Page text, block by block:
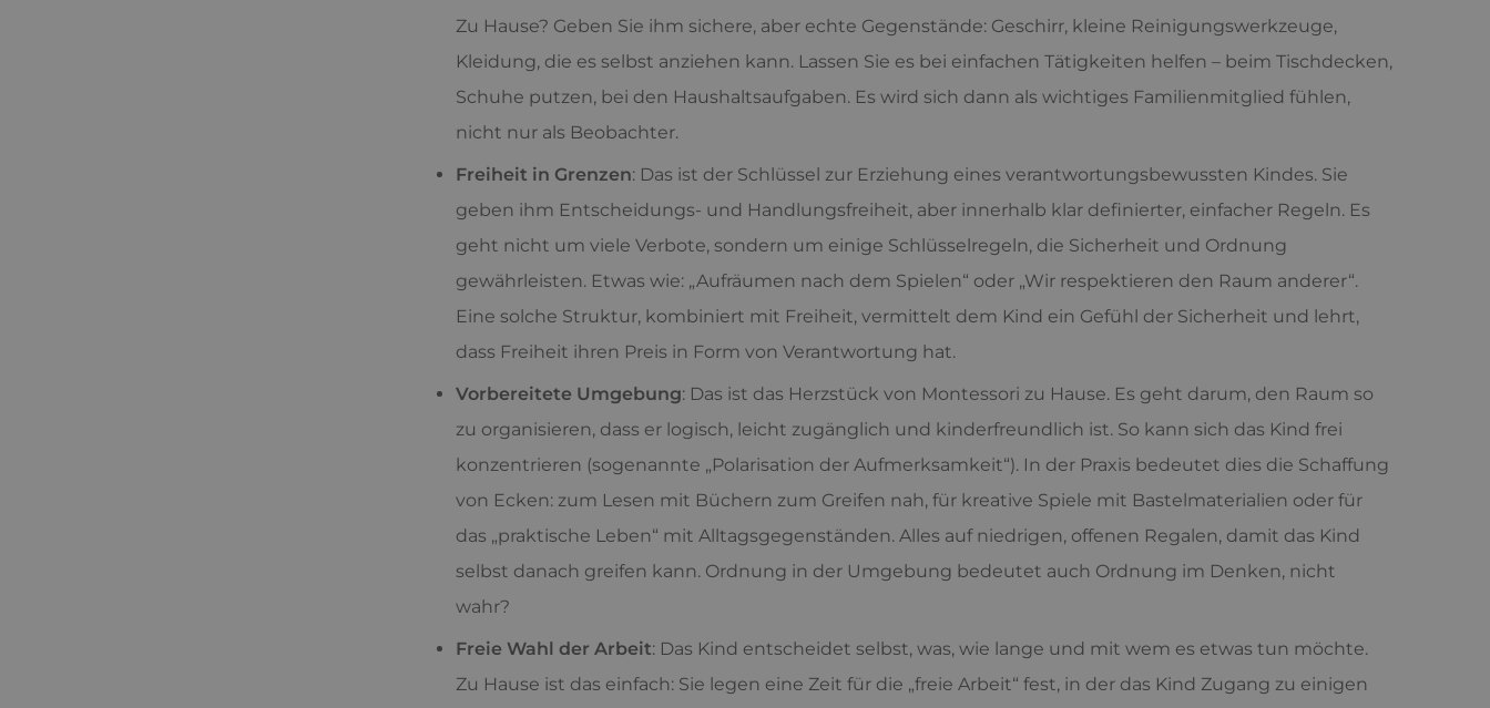
Zu Hause? Geben Sie ihm sichere, aber echte Gegenstände: Geschirr, kleine Reinigungswerkzeuge,
Kleidung, die es selbst anziehen kann. Lassen Sie es bei einfachen Tätigkeiten helfen – beim Tischdecken,
Schuhe putzen, bei den Haushaltsaufgaben. Es wird sich dann als wichtiges Familienmitglied fühlen,
nicht nur als Beobachter.
Freiheit in Grenzen: Das ist der Schlüssel zur Erziehung eines verantwortungsbewussten Kindes. Sie
geben ihm Entscheidungs- und Handlungsfreiheit, aber innerhalb klar definierter, einfacher Regeln. Es
geht nicht um viele Verbote, sondern um einige Schlüsselregeln, die Sicherheit und Ordnung
gewährleisten. Etwas wie: „Aufräumen nach dem Spielen“ oder „Wir respektieren den Raum anderer“.
Eine solche Struktur, kombiniert mit Freiheit, vermittelt dem Kind ein Gefühl der Sicherheit und lehrt,
dass Freiheit ihren Preis in Form von Verantwortung hat.
Vorbereitete Umgebung: Das ist das Herzstück von Montessori zu Hause. Es geht darum, den Raum so
zu organisieren, dass er logisch, leicht zugänglich und kinderfreundlich ist. So kann sich das Kind frei
konzentrieren (sogenannte „Polarisation der Aufmerksamkeit“). In der Praxis bedeutet dies die Schaffung
von Ecken: zum Lesen mit Büchern zum Greifen nah, für kreative Spiele mit Bastelmaterialien oder für
das „praktische Leben“ mit Alltagsgegenständen. Alles auf niedrigen, offenen Regalen, damit das Kind
selbst danach greifen kann. Ordnung in der Umgebung bedeutet auch Ordnung im Denken, nicht
wahr?
Freie Wahl der Arbeit: Das Kind entscheidet selbst, was, wie lange und mit wem es etwas tun möchte.
Zu Hause ist das einfach: Sie legen eine Zeit für die „freie Arbeit“ fest, in der das Kind Zugang zu einigen